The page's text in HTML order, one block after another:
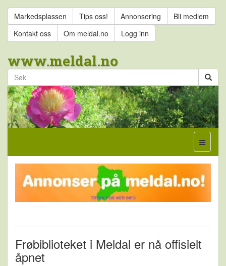
Markedsplassen Tips oss! Annonsering
Bli medlem
Kontakt oss
Om meldal.no Logg inn
www.meldal.no
Frøbiblioteket i Meldal er nå offisielt
åpnet